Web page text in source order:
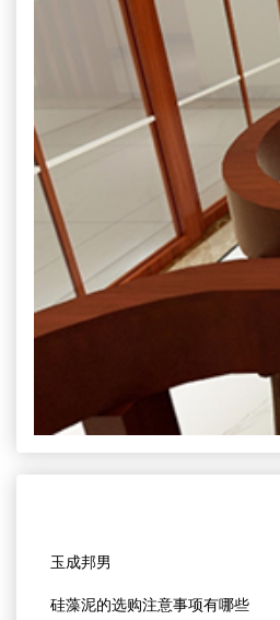
玉成邦男
硅藻泥的选购注意事项有哪些